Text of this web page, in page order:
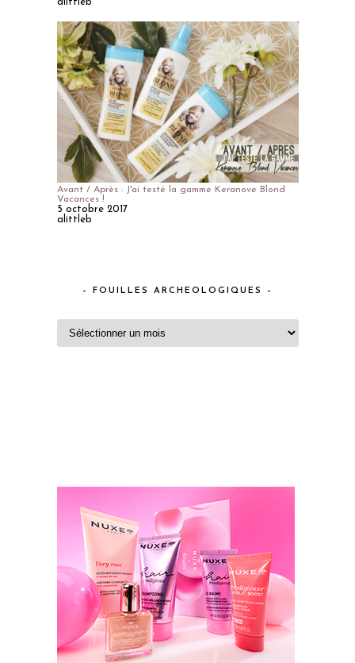
alittleb
Avant / Après : J'ai testé la gamme Keranove Blond
Vacances !
5 octobre 2017
alittleb
– FOUILLES ARCHEOLOGIQUES –